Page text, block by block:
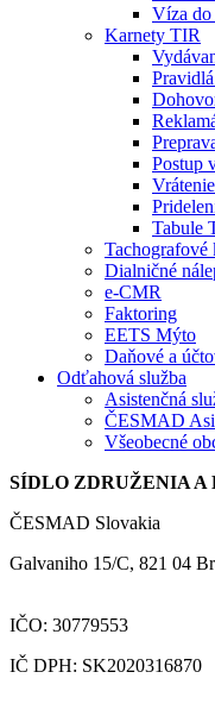
Víza do
Karnety TIR
Postup
Tabule
Tachografové
Dialničné
e-CMR
Faktoring
EETS Mýto
Daňové a
Odťahová služba
Asistenčná
ČESMAD
Všeobecné
SÍDLO ZDRUŽENIA A
ČESMAD Slovakia
Galvaniho 15/C, 821 04
IČO: 30779553
IČ DPH: SK2020316870